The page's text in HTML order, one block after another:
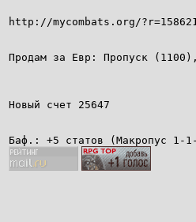
http://mycombats.org/?r=158621
Продам за Евр: Пропуск
Новый счет 25647
Баф.: +5 статов (Макропус 1-